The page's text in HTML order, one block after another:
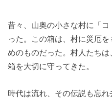
昔々、山奥の小さな村に「
った。この箱は、村に災厄
めのものだった。村人たち
箱を大切に守ってきた。
時代は流れ、その伝説も忘